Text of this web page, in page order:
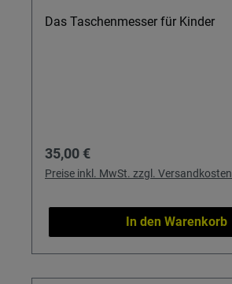
Das Taschenmesser für Kinder
Regulärer Preis:
35,00 €
Preise inkl. MwSt. zzgl. Versandkosten
In den Warenkorb